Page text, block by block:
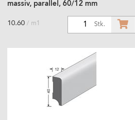
massiv, parallel, 60/12 mm
Stk.
10.60 / m1